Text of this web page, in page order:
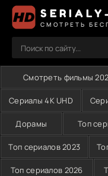
СМОТРЕТЬ
Смотреть фильмы
Сериалы 4K UHD
Дорамы Топ
Топ сериалов 2023
Топ сериалов 2026